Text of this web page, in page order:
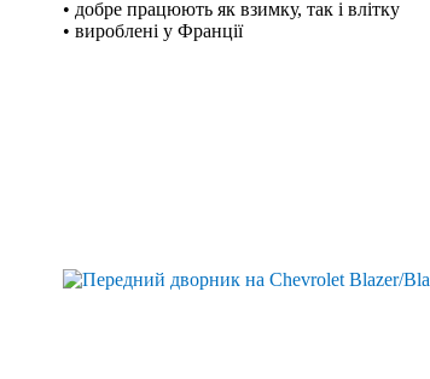
• добре працюють як взимку, так і влітку
• вироблені у Франції